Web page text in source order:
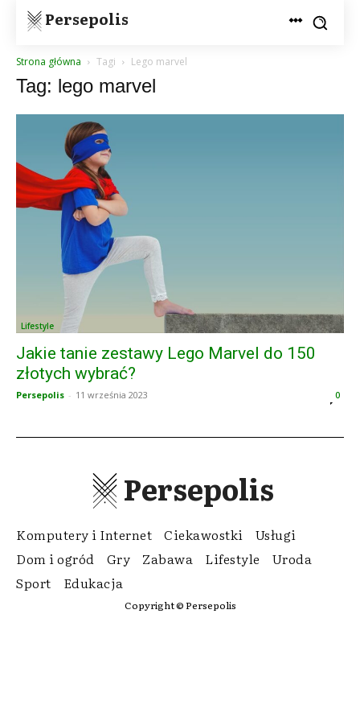
Persepolis
Strona główna Tagi Lego marvel
Tag: lego marvel
Lifestyle
Jakie tanie zestawy Lego Marvel do 150
złotych wybrać?
Persepolis - 11 września 2023 0
Persepolis
Komputery i Internet Ciekawostki
Usługi
Dom i ogród
Gry Zabawa Lifestyle
Uroda
Sport
Edukacja
Copyright © Persepolis